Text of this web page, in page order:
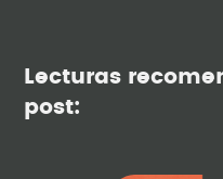
Lecturas
post: